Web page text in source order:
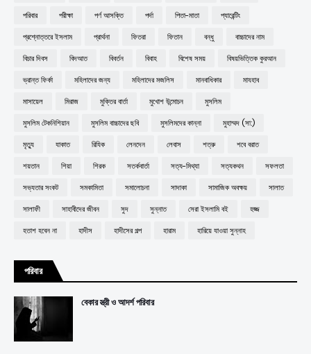
পরিবার
পরীক্ষা পর্ণ আসক্তি পর্দা পিতা-মাতা
প্যারেন্টিং
প্রশ্নোত্তরে ইসলাম
প্রার্থনা ফিতরা ফিতান বন্ধু
বাচ্চাদের নাম
বিচার দিবস
বিদআত বিবর্তন বিবাহ বিশেষ সময়
বিষয়ভিত্তিক কুরআন
ভ্রান্ত ফির্কা
মহিলাদের জন্য মহিলাদের মজলিস মানবাধিকার
মাযহাব
মাসায়েল
মিরাজ মুক্তির বার্তা মুখোশ উন্মোচন
মুসলিম
মুসলিম টেকনিশিয়ান
মুসলিম বাচ্চাদের ছবি মুসলিমদের কান্না
মুহাম্মদ (সা:)
মৃত্যু
যাকাত রিযিক লেনদেন লেবাস শত্রু
শবে বরাত
শয়তান
শিয়া শিরক সতর্কবার্তা সত্য-মিথ্যা সত্যকথন
সফলতা
সভ্যতার সংকট
সমকামিতা সমালোচনা সাদাকা সামাজিক অবক্ষয়
সালাত
সালাফী
সাহাবীদের জীবন সুদ সুন্নাত সেরা ইসলামি বই
হজ্জ
হতাশ হবেন না
হাদীস হাদীসের গল্প হারাম হারিয়ে যাওয়া সুন্নাহ
পরিবার
বেকার স্ত্রী ও আদর্শ পরিবার